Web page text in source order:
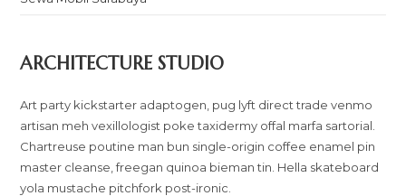
ARCHITECTURE STUDIO
Art party kickstarter adaptogen, pug lyft direct trade venmo
artisan meh vexillologist poke taxidermy offal marfa sartorial.
Chartreuse poutine man bun single-origin coffee enamel pin
master cleanse, freegan quinoa bieman tin. Hella skateboard
yola mustache pitchfork post-ironic.